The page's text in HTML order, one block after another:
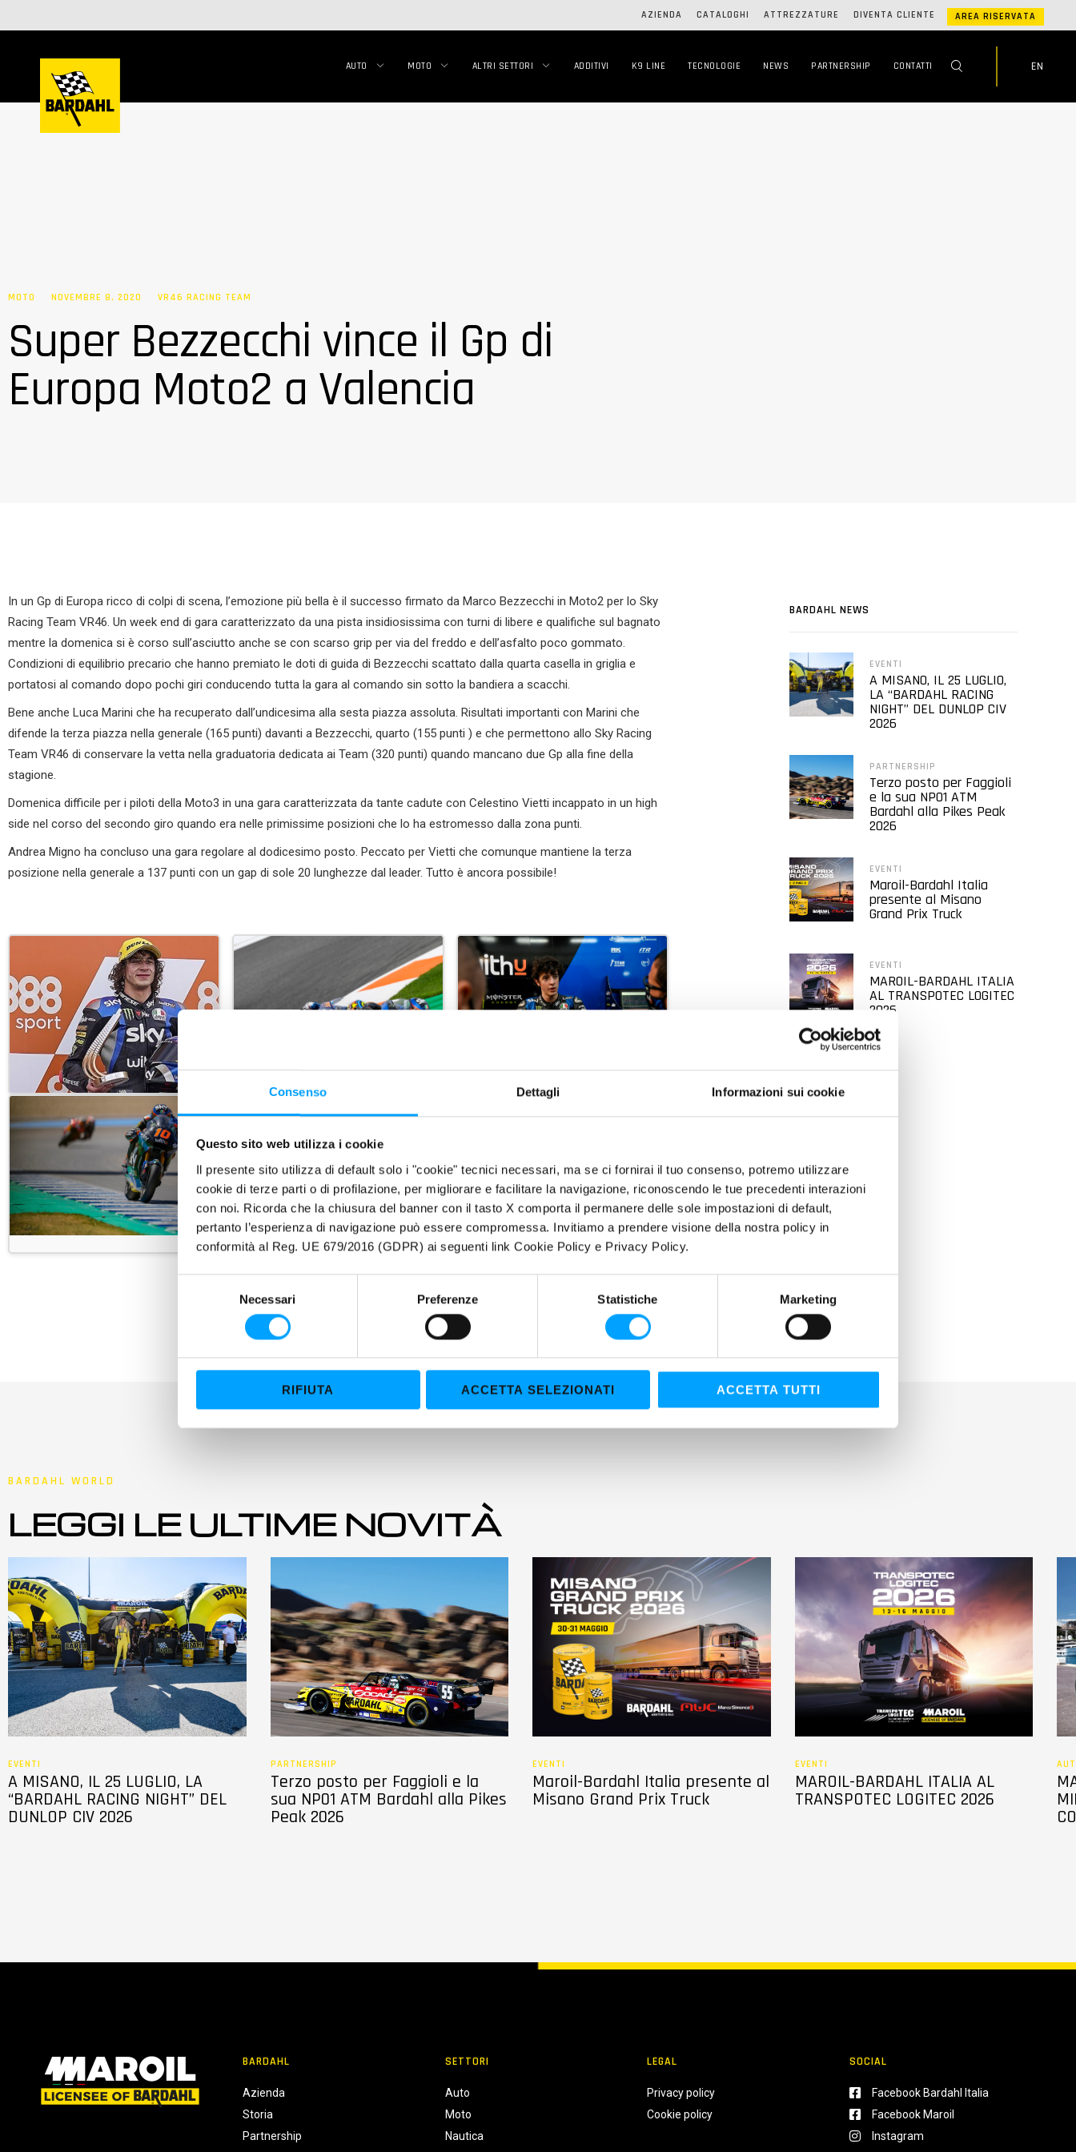
Consenso Dettagli Informazioni sui cookie
Questo sito web utilizza i cookie
Il presente sito utilizza di default solo i "cookie" tecnici necessari, ma se ci fornirai il tuo consenso, potremo utilizzare
cookie di terze parti o di profilazione, per migliorare e facilitare la navigazione, riconoscendo le tue precedenti interazioni
con noi. Ricorda che la chiusura del banner con il tasto X comporta il permanere delle sole impostazioni di default,
pertanto l’esperienza di navigazione può essere compromessa. Invitiamo a prendere visione della nostra policy in
conformità al Reg. UE 679/2016 (GDPR) ai seguenti link Cookie Policy e Privacy Policy.
z
c
o
e
n
s
o
Necessari Preferenze Statistiche Marketing
RIFIUTA ACCETTA SELEZIONATI ACCETTA TUTTI
AZIENDA CATALOGHI ATTREZZATURE DIVENTA CLIENTE AREA RISERVATA
AUTO MOTO ALTRI SETTORI ADDITIVI K9 LINE TECNOLOGIE NEWS PARTNERSHIP CONTATTI EN
MOTO NOVEMBRE 8, 2020 VR46 RACING TEAM
Super Bezzecchi vince il Gp di
Europa Moto2 a Valencia
In un Gp di Europa ricco di colpi di scena, l’emozione più bella è il successo firmato da Marco Bezzecchi in Moto2 per lo Sky
Racing Team VR46. Un week end di gara caratterizzato da una pista insidiosissima con turni di libere e qualifiche sul bagnato
mentre la domenica si è corso sull’asciutto anche se con scarso grip per via del freddo e dell’asfalto poco gommato.
Condizioni di equilibrio precario che hanno premiato le doti di guida di Bezzecchi scattato dalla quarta casella in griglia e
portatosi al comando dopo pochi giri conducendo tutta la gara al comando sin sotto la bandiera a scacchi.
Bene anche Luca Marini che ha recuperato dall’undicesima alla sesta piazza assoluta. Risultati importanti con Marini che
difende la terza piazza nella generale (165 punti) davanti a Bezzecchi, quarto (155 punti ) e che permettono allo Sky Racing
Team VR46 di conservare la vetta nella graduatoria dedicata ai Team (320 punti) quando mancano due Gp alla fine della
stagione.
Domenica difficile per i piloti della Moto3 in una gara caratterizzata da tante cadute con Celestino Vietti incappato in un high
side nel corso del secondo giro quando era nelle primissime posizioni che lo ha estromesso dalla zona punti.
Andrea Migno ha concluso una gara regolare al dodicesimo posto. Peccato per Vietti che comunque mantiene la terza
posizione nella generale a 137 punti con un gap di sole 20 lunghezze dal leader. Tutto è ancora possibile!
BARDAHL NEWS
EVENTI
A MISANO, IL 25 LUGLIO,
LA “BARDAHL RACING
NIGHT” DEL DUNLOP CIV
2026
PARTNERSHIP
Terzo posto per Faggioli
e la sua NP01 ATM
Bardahl alla Pikes Peak
2026
EVENTI
Maroil-Bardahl Italia
presente al Misano
Grand Prix Truck
EVENTI
MAROIL-BARDAHL ITALIA
AL TRANSPOTEC LOGITEC
2026
BARDAHL WORLD
LEGGI LE ULTIME NOVITÀ
EVENTI
A MISANO, IL 25 LUGLIO, LA
“BARDAHL RACING NIGHT” DEL
DUNLOP CIV 2026
PARTNERSHIP
Terzo posto per Faggioli e la
sua NP01 ATM Bardahl alla Pikes
Peak 2026
EVENTI
Maroil-Bardahl Italia presente al
Misano Grand Prix Truck
EVENTI
MAROIL-BARDAHL ITALIA AL
TRANSPOTEC LOGITEC 2026
BARDAHL
Azienda
Storia
Partnership
SETTORI
Auto
Moto
Nautica
LEGAL
Privacy policy
Cookie policy
SOCIAL
Facebook Bardahl Italia
Facebook Maroil
Instagram